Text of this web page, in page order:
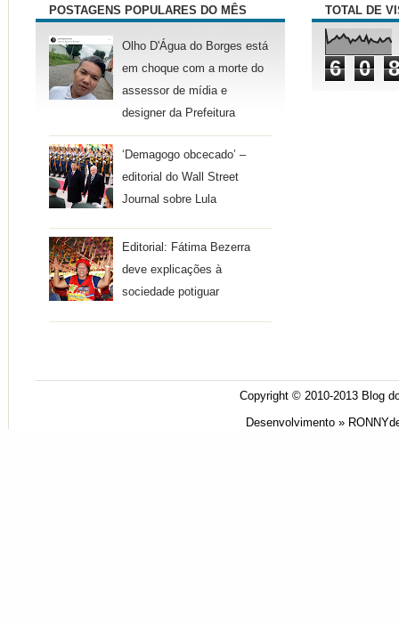
POSTAGENS POPULARES DO MÊS
Olho D'Água do Borges está
em choque com a morte do
assessor de mídia e
designer da Prefeitura
‘Demagogo obcecado’ –
editorial do Wall Street
Journal sobre Lula
Editorial: Fátima Bezerra
deve explicações à
sociedade potiguar
TOTAL DE
6 0 8
Copyright © 2010-2013 Blog
Desenvolvimento »